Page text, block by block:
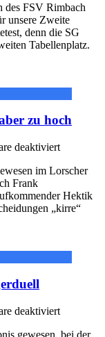
zeigt
Moral
nach
des FSV Rimbach
unsere Zweite
denn die SG
Tabellenplatz.
zu hoch
deaktiviertfür
Lorsch
verdient,
aber
im Lorscher
Frank
Hektik
„kirre“
deaktiviertfür
gewesen, bei der